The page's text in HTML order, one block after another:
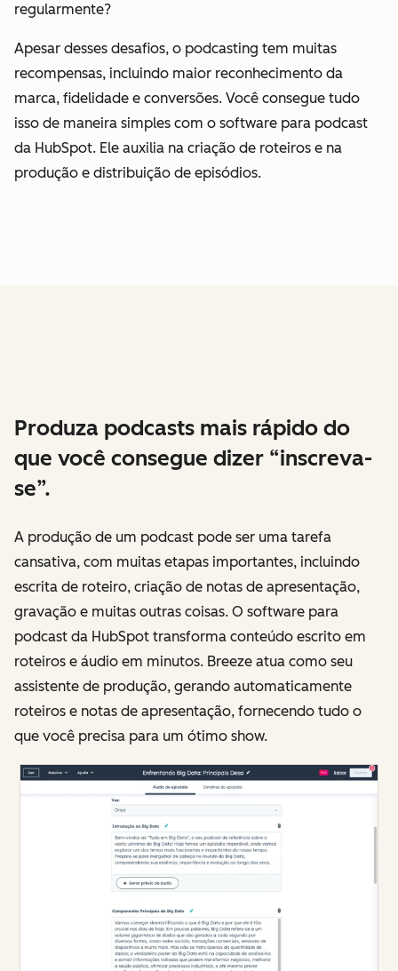
regularmente?
Apesar desses desafios, o podcasting tem muitas
recompensas, incluindo maior reconhecimento da
marca, fidelidade e conversões. Você consegue tudo
isso de maneira simples com o software para podcast
da HubSpot. Ele auxilia na criação de roteiros e na
produção e distribuição de episódios.
Produza podcasts mais rápido do
que você consegue dizer “inscreva-
se”.
A produção de um podcast pode ser uma tarefa
cansativa, com muitas etapas importantes, incluindo
escrita de roteiro, criação de notas de apresentação,
gravação e muitas outras coisas. O software para
podcast da HubSpot transforma conteúdo escrito em
roteiros e áudio em minutos. Breeze atua como seu
assistente de produção, gerando automaticamente
roteiros e notas de apresentação, fornecendo tudo o
que você precisa para um ótimo show.